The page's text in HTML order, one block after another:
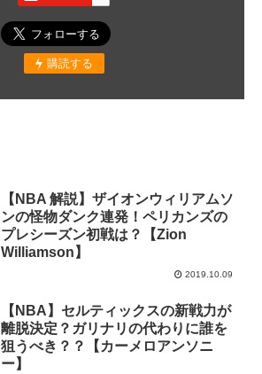
購読する
【NBA 解説】ザイオンウィリアムソ
ンの怪物ダンク連発！ペリカンズの
プレシーズン初戦は？【Zion
Williamson】
2019.10.09
【NBA】セルティックスの新戦力が
離脱決定？ガリナリの代わりに誰を
狙うべき？？【カーメロアンソニ
ー】